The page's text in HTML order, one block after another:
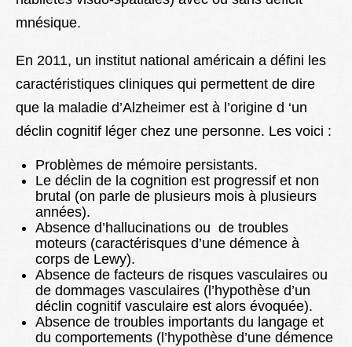
mnésique.
En 2011, un institut national américain a défini les
caractéristiques cliniques qui permettent de dire
que la maladie d’Alzheimer est à l’origine d ‘un
déclin cognitif léger chez une personne. Les voici :
Problèmes de mémoire persistants.
Le déclin de la cognition est progressif et non
brutal (on parle de plusieurs mois à plusieurs
années).
Absence d’hallucinations ou de troubles
moteurs (caractérisques d’une démence à
corps de Lewy).
Absence de facteurs de risques vasculaires ou
de dommages vasculaires (l’hypothèse d’un
déclin cognitif vasculaire est alors évoquée).
Absence de troubles importants du langage et
du comportements (l’hypothèse d’une démence